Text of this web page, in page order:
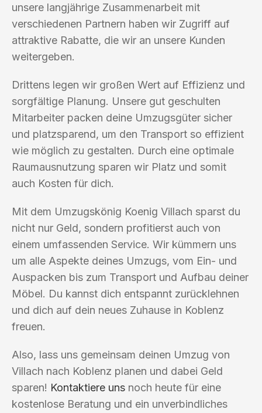
unsere langjährige Zusammenarbeit mit
verschiedenen Partnern haben wir Zugriff auf
attraktive Rabatte, die wir an unsere Kunden
weitergeben.
Drittens legen wir großen Wert auf Effizienz und
sorgfältige Planung. Unsere gut geschulten
Mitarbeiter packen deine Umzugsgüter sicher
und platzsparend, um den Transport so effizient
wie möglich zu gestalten. Durch eine optimale
Raumausnutzung sparen wir Platz und somit
auch Kosten für dich.
Mit dem Umzugskönig Koenig Villach sparst du
nicht nur Geld, sondern profitierst auch von
einem umfassenden Service. Wir kümmern uns
um alle Aspekte deines Umzugs, vom Ein- und
Auspacken bis zum Transport und Aufbau deiner
Möbel. Du kannst dich entspannt zurücklehnen
und dich auf dein neues Zuhause in Koblenz
freuen.
Also, lass uns gemeinsam deinen Umzug von
Villach nach Koblenz planen und dabei Geld
sparen! Kontaktiere uns noch heute für eine
kostenlose Beratung und ein unverbindliches